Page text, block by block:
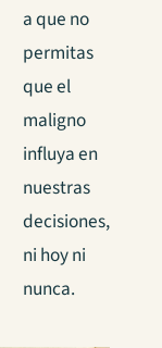
a que no
permitas
que el
maligno
influya en
nuestras
decisiones,
ni hoy ni
nunca.